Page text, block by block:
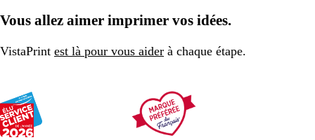
lalala
Vous allez aimer imprimer vos idées.
VistaPrint est là pour vous aider à chaque étape.